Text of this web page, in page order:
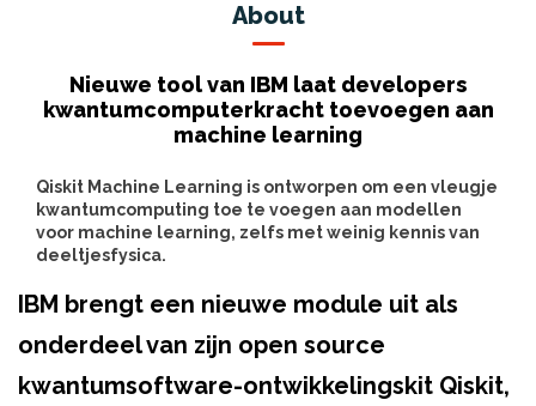
About
Nieuwe tool van IBM laat developers
kwantumcomputerkracht toevoegen aan
machine learning
Qiskit Machine Learning is ontworpen om een ​​vleugje
kwantumcomputing toe te voegen aan modellen
voor machine learning, zelfs met weinig kennis van
deeltjesfysica.
IBM brengt een nieuwe module uit als
onderdeel van zijn open source
kwantumsoftware-ontwikkelingskit Qiskit,